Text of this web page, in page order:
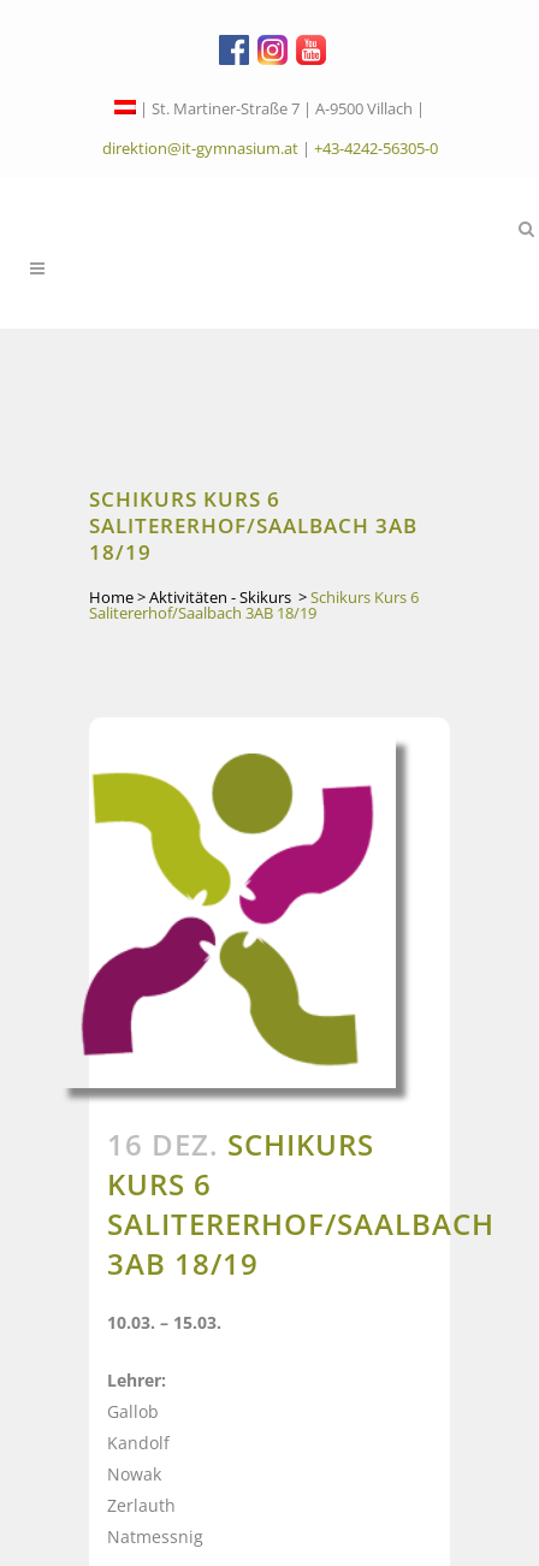
| St. Martiner-Straße 7 | A-9500 Villach |
direktion@it-gymnasium.at| +43-4242-56305-0
SCHIKURS KURS 6
SALITERERHOF/SAALBACH 3AB
18/19
Home>Aktivitäten - Skikurs >Schikurs Kurs 6
Salitererhof/Saalbach 3AB 18/19
16 DEZ. SCHIKURS
KURS 6
SALITERERHOF/SAALBACH
3AB 18/19
10.03. – 15.03.
Lehrer:
Gallob
Kandolf
Nowak
Zerlauth
Natmessnig